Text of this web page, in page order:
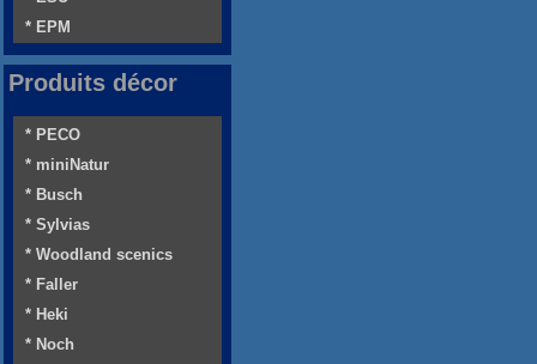
* EPM
Produits décor
* PECO
* miniNatur
* Busch
* Sylvias
* Woodland scenics
* Faller
* Heki
* Noch